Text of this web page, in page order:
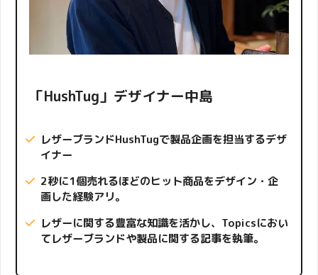
「HushTug」デザイナー中島
レザーブランドHushTugで製品企画を担当するデザ
イナー
2秒に1個売れるほどのヒット商品をデザイン・企
画した経験アリ。
レザーに関する豊富な知識を活かし、Topicsにおい
てレザーブランドや製品に関する記事を執筆。